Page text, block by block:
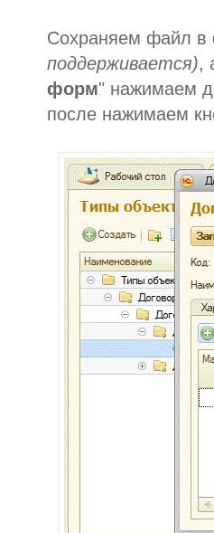
Сохраняем файл в
поддерживается),
форм" нажимаем
после нажимаем